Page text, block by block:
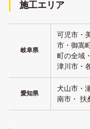
施工エリア
岐阜県
可児市・
市・御嵩
町の全域
津川市・
愛知県
犬山市・
南市・ 扶